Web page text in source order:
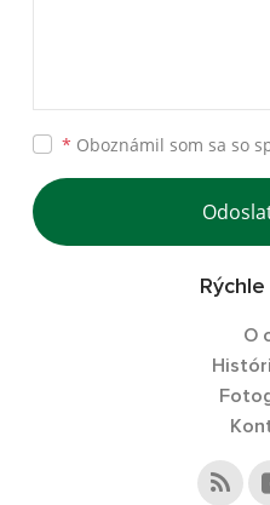
* Oboznámil som sa so
O